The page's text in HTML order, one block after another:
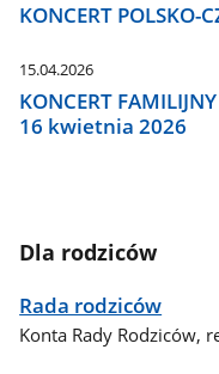
KONCERT
15.04.2026
KONCERT
16 kwietnia 2026
Dla rodziców
Rada rodziców
Konta Rady Rodziców,